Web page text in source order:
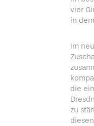
vier
in
Im
die
zu